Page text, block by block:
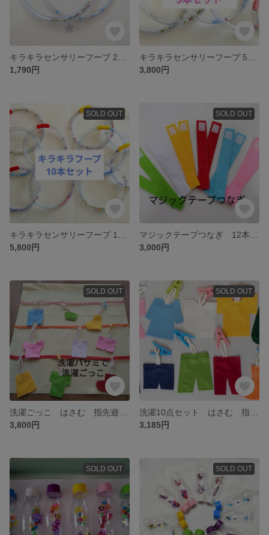
1,790円
3,800円
SOLD OUT
5,800円
SOLD OUT
3,000円
SOLD OUT
3,800円
SOLD OUT
3,185円
SOLD OUT SOLD OUT